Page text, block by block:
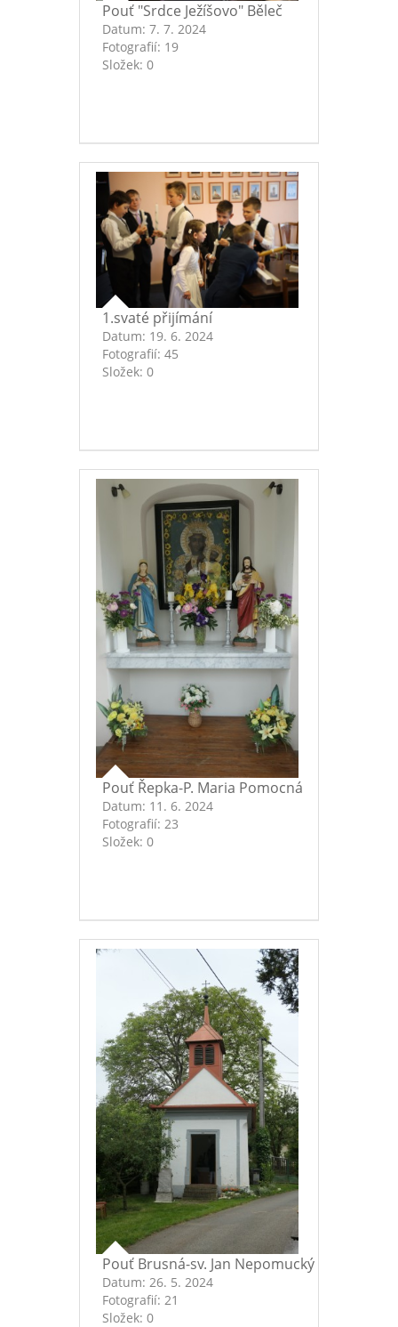
Pouť "Srdce Ježíšovo" Běleč
Datum: 7. 7. 2024
Fotografií: 19
Složek: 0
1.svaté přijímání
Datum: 19. 6. 2024
Fotografií: 45
Složek: 0
Pouť Řepka-P. Maria Pomocná
Datum: 11. 6. 2024
Fotografií: 23
Složek: 0
Pouť Brusná-sv. Jan Nepomucký
Datum: 26. 5. 2024
Fotografií: 21
Složek: 0